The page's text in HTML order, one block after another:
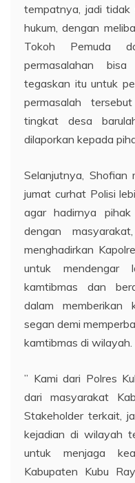
tempatnya, jadi tidak
hukum, dengan
Tokoh Pemuda
permasalahan
tegaskan itu untuk
permasalah
tingkat desa
dilaporkan kepada
Selanjutnya, Shofian
jumat curhat Polisi
agar hadirnya
dengan
menghadirkan
untuk mendengar
kamtibmas dan
dalam memberikan
segan demi
kamtibmas di wilayah.
” Kami dari Polres
dari masyarakat
Stakeholder terkait,
kejadian di wilayah
untuk menjaga
Kabupaten Kubu